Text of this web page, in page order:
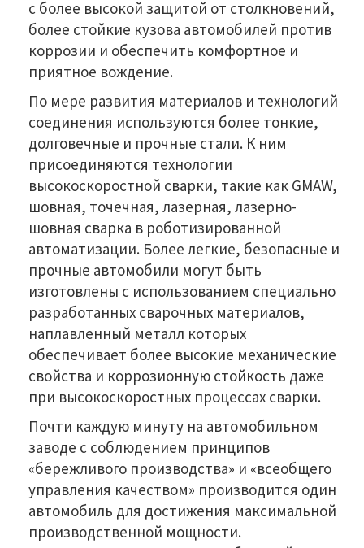
с более высокой защитой от столкновений,
более стойкие кузова автомобилей против
коррозии и обеспечить комфортное и
приятное вождение.
По мере развития материалов и технологий
соединения используются более тонкие,
долговечные и прочные стали. К ним
присоединяются технологии
высокоскоростной сварки, такие как GMAW,
шовная, точечная, лазерная, лазерно-
шовная сварка в роботизированной
автоматизации. Более легкие, безопасные и
прочные автомобили могут быть
изготовлены с использованием специально
разработанных сварочных материалов,
наплавленный металл которых
обеспечивает более высокие механические
свойства и коррозионную стойкость даже
при высокоскоростных процессах сварки.
Почти каждую минуту на автомобильном
заводе с соблюдением принципов
«бережливого производства» и «всеобщего
управления качеством» производится один
автомобиль для достижения максимальной
производственной мощности.